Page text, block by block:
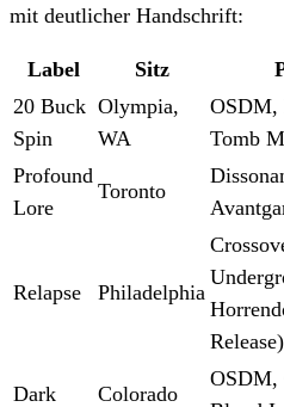
mit deutlicher Handschrift:
Label Sitz
20 Buck
Spin
Olympia,
WA
OSDM,
Tomb
Profound
Lore
Toronto
Relapse Philadelphia
Release)
Dark
Colorado
OSDM,